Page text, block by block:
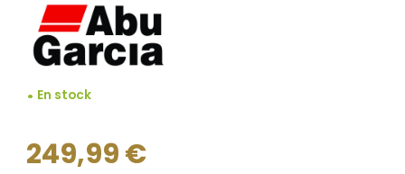
En stock
249,99€